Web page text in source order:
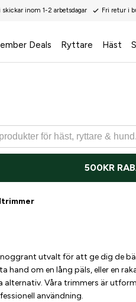
skickar inom 1-2 arbetsdagar Fri retur i
Deals Ryttare Häst
500KR
utvalt för att ge dig de
hand om en lång päls, eller en
alternativ. Våra trimmers är
användning.